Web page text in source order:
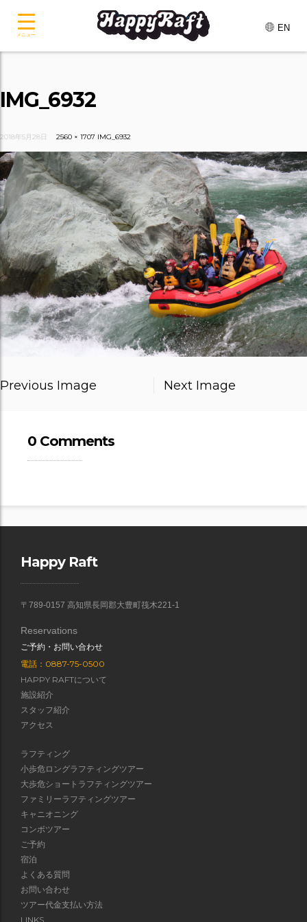
EN
IMG_6932
2018年5月28日 2560 × 1707 IMG_6932
Previous Image Next Image
0 Comments
Happy Raft
〒789-0157 高知県長岡郡大豊町筏木221-1
Reservations
ご予約・お問い合わせ
電話：0887-75-0500
HAPPY RAFTについて
施設紹介
スタッフ紹介
アクセス
ラフティング
小歩危ロングラフティングツアー
大歩危ショートラフティングツアー
ファミリーラフティングツアー
キャニオニング
コンボツアー
ご予約
宿泊
よくある質問
お問い合わせ
ツアー代金支払い方法
LINKS
メニュー